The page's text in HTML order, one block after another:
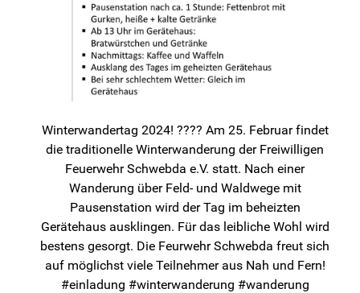
Winterwandertag 2024! ???? Am 25. Februar findet
die traditionelle Winterwanderung der Freiwilligen
Feuerwehr Schwebda e.V. statt. Nach einer
Wanderung über Feld- und Waldwege mit
Pausenstation wird der Tag im beheizten
Gerätehaus ausklingen. Für das leibliche Wohl wird
bestens gesorgt. Die Feurwehr Schwebda freut sich
auf möglichst viele Teilnehmer aus Nah und Fern!
#einladung #winterwanderung #wanderung